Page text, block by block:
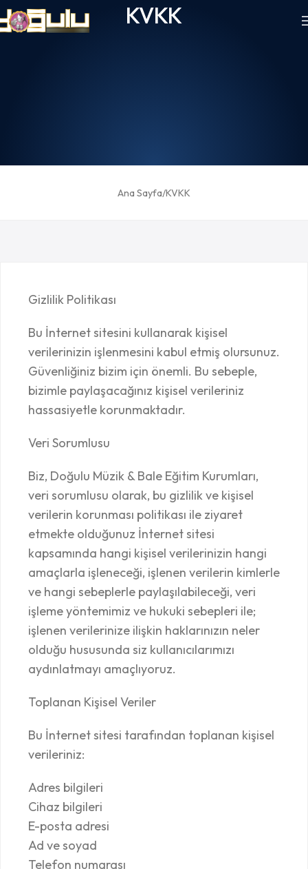
KVKK
Ana Sayfa KVKK
Gizlilik Politikası
Bu İnternet sitesini kullanarak kişisel
verilerinizin işlenmesini kabul etmiş olursunuz.
Güvenliğiniz bizim için önemli. Bu sebeple,
bizimle paylaşacağınız kişisel verileriniz
hassasiyetle korunmaktadır.
Veri Sorumlusu
Biz, Doğulu Müzik & Bale Eğitim Kurumları,
veri sorumlusu olarak, bu gizlilik ve kişisel
verilerin korunması politikası ile ziyaret
etmekte olduğunuz İnternet sitesi
kapsamında hangi kişisel verilerinizin hangi
amaçlarla işleneceği, işlenen verilerin kimlerle
ve hangi sebeplerle paylaşılabileceği, veri
işleme yöntemimiz ve hukuki sebepleri ile;
işlenen verilerinize ilişkin haklarınızın neler
olduğu hususunda siz kullanıcılarımızı
aydınlatmayı amaçlıyoruz.
Toplanan Kişisel Veriler
Bu İnternet sitesi tarafından toplanan kişisel
verileriniz:
Adres bilgileri
Cihaz bilgileri
E-posta adresi
Ad ve soyad
Telefon numarası